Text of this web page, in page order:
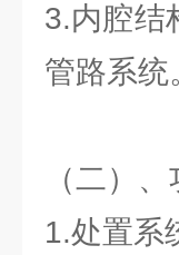
3.内腔
管路系统
（二）
1.处置系